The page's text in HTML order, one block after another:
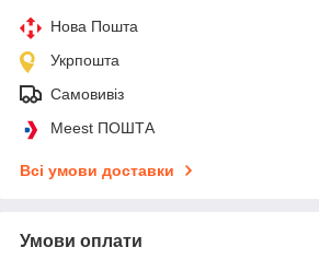
Нова Пошта
Укрпошта
Самовивіз
Meest ПОШТА
Всі умови доставки
Умови оплати